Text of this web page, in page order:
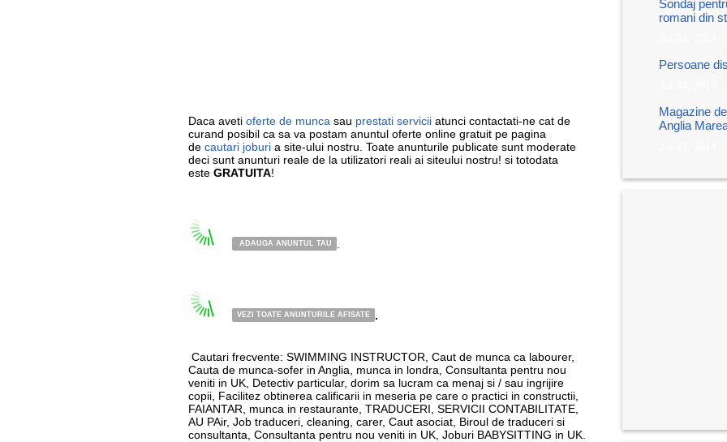
Daca aveti oferte de munca sau prestati servicii atunci contactati-ne cat de
curand posibil ca sa va postam anuntul oferte online gratuit pe pagina
de cautari joburi a site-ului nostru. Toate anunturile publicate sunt moderate
deci sunt anunturi reale de la utilizatori reali ai siteului nostru! si totodata
este GRATUITA!
ADAUGA ANUNTUL TAU
VEZI TOATE ANUNTURILE AFISATE .
Cautari frecvente: SWIMMING INSTRUCTOR, Caut de munca ca labourer,
Cauta de munca-sofer in Anglia, munca in londra, Consultanta pentru nou
veniti in UK, Detectiv particular, dorim sa lucram ca menaj si / sau ingrijire
copii, Facilitez obtinerea calificarii in meseria pe care o practici in constructii,
FAIANTAR, munca in restaurante, TRADUCERI, SERVICII CONTABILITATE,
AU PAir, Job traduceri, cleaning, carer, Caut asociat, Biroul de traduceri si
consultanta, Consultanta pentru nou veniti in UK, Joburi BABYSITTING in UK.
Sondaj
romani din
Persoane
Magazine
Anglia